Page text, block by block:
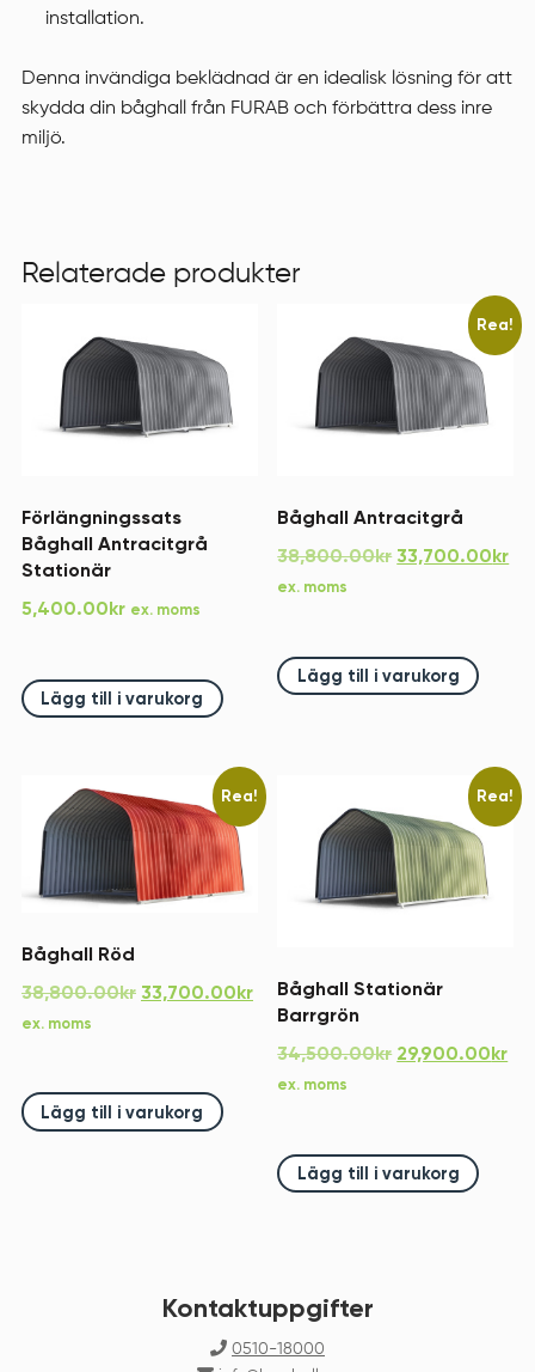
installation.
Denna invändiga beklädnad är en idealisk lösning för att
skydda din båghall från FURAB och förbättra dess inre
miljö.
Relaterade produkter
Förlängningssats
Båghall Antracitgrå
Stationär
5,400.00kr ex. moms
Lägg till i varukorg
Rea!
Båghall Antracitgrå
38,800.00kr Det
38,800.00kr.
33,700.00kr
ex. moms
Lägg till i varukorg
Rea!
Båghall Röd
38,800.00kr Det
38,800.00kr.
33,700.00krDet
nuvarande
priset
ex. moms
Lägg till i varukorg
Rea!
Båghall Stationär
Barrgrön
34,500.00kr Det
34,500.00kr.
29,900.00kr
ex. moms
Lägg till i varukorg
Kontaktuppgifter
0510-18000